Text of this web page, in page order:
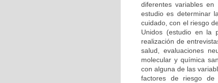
diferentes variables
estudio es determinar
cuidado, con el riesgo
Unidos (estudio en la
realización de
salud, evaluaciones
molecular y química
con alguna de las
factores de riesgo de